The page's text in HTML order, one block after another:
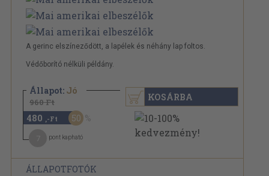
A gerinc elszíneződött, a lapélek és néhány lap foltos.
Védőborító nélküli példány.
Állapot: Jó
960 Ft
480 ,-Ft 50
pont kapható
KOSÁRBA
ÁLLAPOTFOTÓK